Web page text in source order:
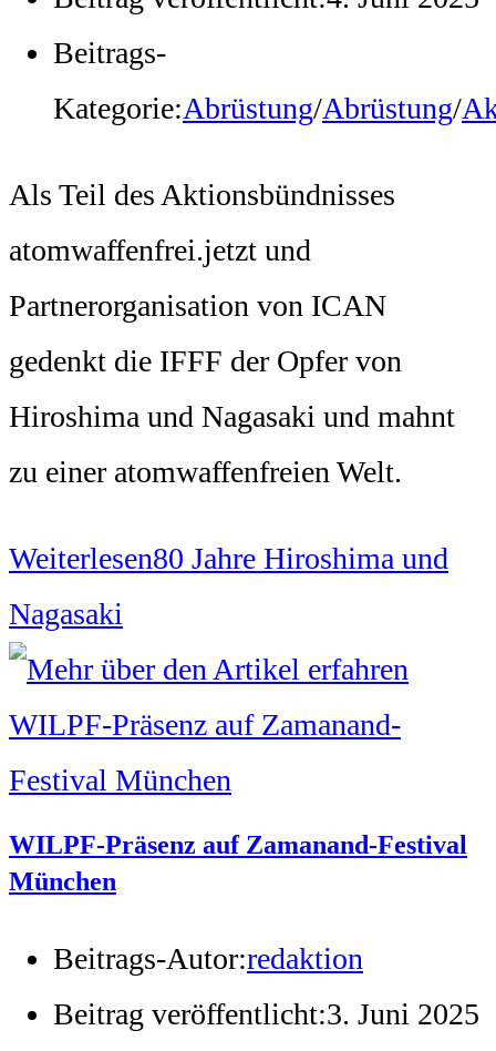
Beitrags-
Kategorie:Abrüstung/Abrüstung/
Als Teil des Aktionsbündnisses
atomwaffenfrei.jetzt und
Partnerorganisation von ICAN
gedenkt die IFFF der Opfer von
Hiroshima und Nagasaki und mahnt
zu einer atomwaffenfreien Welt.
Weiterlesen80 Jahre Hiroshima und
Nagasaki
WILPF-Präsenz auf Zamanand-Festival
München
Beitrags-Autor:redaktion
Beitrag veröffentlicht:3. Juni 2025